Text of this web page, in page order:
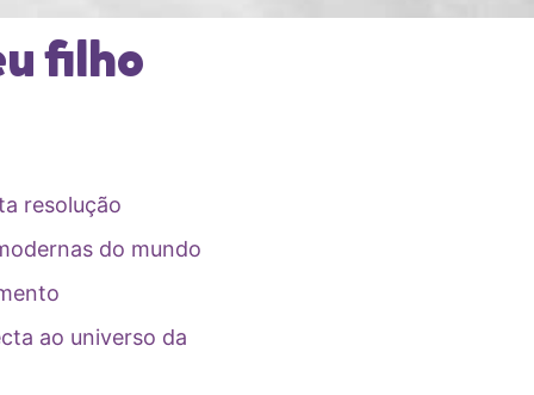
filho
resolução
do mundo
ao universo da